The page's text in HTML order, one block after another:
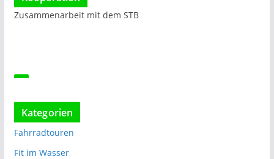
Zusammenarbeit mit dem STB
Kategorien
Fahrradtouren
Fit im Wasser